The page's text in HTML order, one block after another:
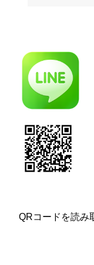
QRコードを読み